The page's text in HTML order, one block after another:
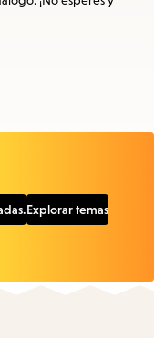
Explorar temas